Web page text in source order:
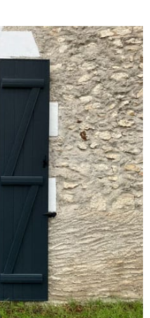
Monobloc Plaxé